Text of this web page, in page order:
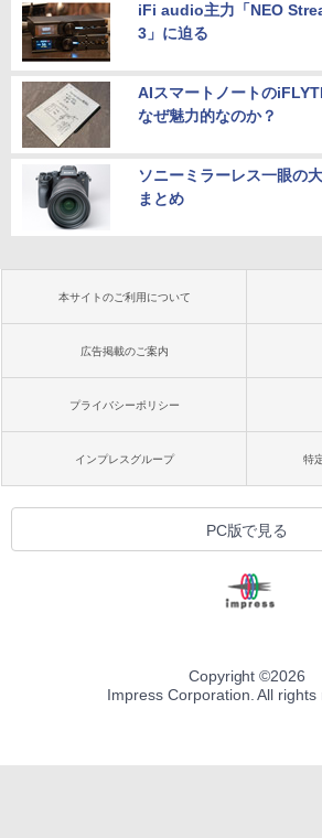
iFi audio主力「NEO
3」に迫る
AIスマートノートの
なぜ魅力的なのか？
ソニーミラーレス一眼の
まとめ
本サイトのご利用について
広告掲載のご案内
プライバシーポリシー
インプレスグループ 特
PC版で見る
Copyright ©2026
Impress Corporation. All rights